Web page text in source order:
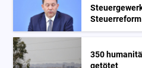
Steuerreform
350
getötet